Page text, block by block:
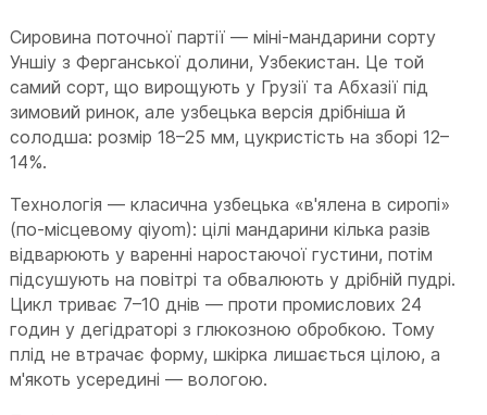
Сировина поточної партії — міні-мандарини сорту
Уншіу з Ферганської долини, Узбекистан. Це той
самий сорт, що вирощують у Грузії та Абхазії під
зимовий ринок, але узбецька версія дрібніша й
солодша: розмір 18–25 мм, цукристість на зборі 12–
14%.
Технологія — класична узбецька «в'ялена в сиропі»
(по-місцевому qiyom): цілі мандарини кілька разів
відварюють у варенні наростаючої густини, потім
підсушують на повітрі та обвалюють у дрібній пудрі.
Цикл триває 7–10 днів — проти промислових 24
годин у дегідраторі з глюкозною обробкою. Тому
плід не втрачає форму, шкірка лишається цілою, а
м'якоть усередині — вологою.